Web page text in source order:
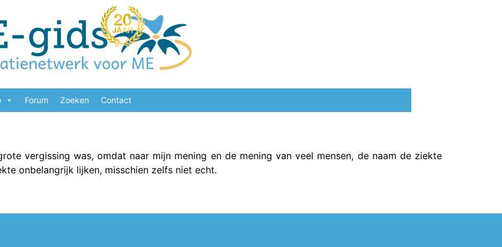
Forum Zoeken Contact
vergissing was, omdat naar mijn mening en de mening van veel mensen, de naam de ziekte
onbelangrijk lijken, misschien zelfs niet echt.